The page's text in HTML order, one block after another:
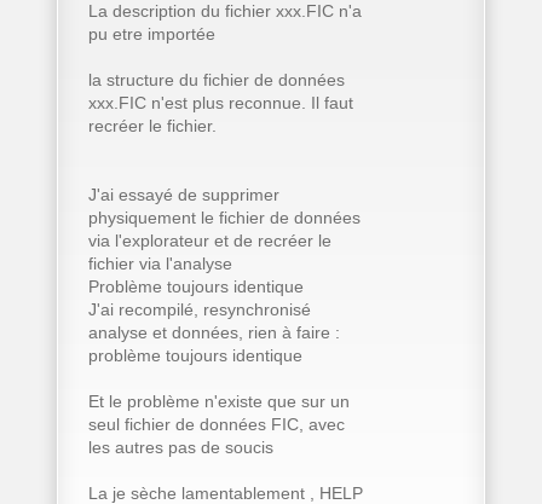
La description du fichier xxx.FIC n'a
pu etre importée
la structure du fichier de données
xxx.FIC n'est plus reconnue. Il faut
recréer le fichier.
J'ai essayé de supprimer
physiquement le fichier de données
via l'explorateur et de recréer le
fichier via l'analyse
Problème toujours identique
J'ai recompilé, resynchronisé
analyse et données, rien à faire :
problème toujours identique
Et le problème n'existe que sur un
seul fichier de données FIC, avec
les autres pas de soucis
La je sèche lamentablement , HELP